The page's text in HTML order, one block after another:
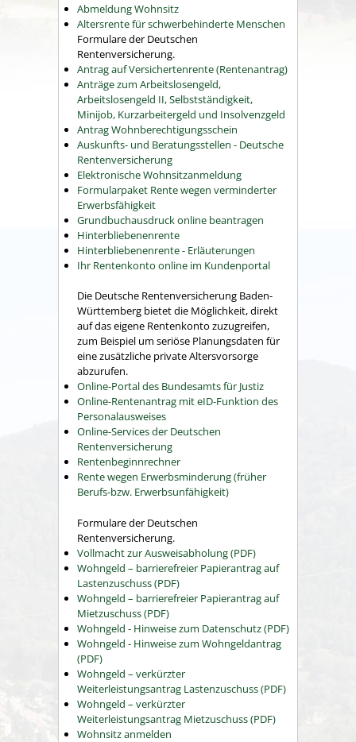
Abmeldung Wohnsitz
Altersrente für schwerbehinderte Menschen
Formulare der Deutschen
Rentenversicherung.
Antrag auf Versichertenrente (Rentenantrag)
Anträge zum Arbeitslosengeld,
Arbeitslosengeld II, Selbstständigkeit,
Minijob, Kurzarbeitergeld und Insolvenzgeld
Antrag Wohnberechtigungsschein
Auskunfts- und Beratungsstellen - Deutsche
Rentenversicherung
Elektronische Wohnsitzanmeldung
Formularpaket Rente wegen verminderter
Erwerbsfähigkeit
Grundbuchausdruck online beantragen
Hinterbliebenenrente
Hinterbliebenenrente - Erläuterungen
Ihr Rentenkonto online im Kundenportal
Die Deutsche Rentenversicherung Baden-
Württemberg bietet die Möglichkeit, direkt
auf das eigene Rentenkonto zuzugreifen,
zum Beispiel um seriöse Planungsdaten für
eine zusätzliche private Altersvorsorge
abzurufen.
Online-Portal des Bundesamts für Justiz
Online-Rentenantrag mit eID-Funktion des
Personalausweises
Online-Services der Deutschen
Rentenversicherung
Rentenbeginnrechner
Rente wegen Erwerbsminderung (früher
Berufs-bzw. Erwerbsunfähigkeit)
Formulare der Deutschen
Rentenversicherung.
Vollmacht zur Ausweisabholung (PDF)
Wohngeld – barrierefreier Papierantrag auf
Lastenzuschuss (PDF)
Wohngeld – barrierefreier Papierantrag auf
Mietzuschuss (PDF)
Wohngeld - Hinweise zum Datenschutz (PDF)
Wohngeld - Hinweise zum Wohngeldantrag
(PDF)
Wohngeld – verkürzter
Weiterleistungsantrag Lastenzuschuss (PDF)
Wohngeld – verkürzter
Weiterleistungsantrag Mietzuschuss (PDF)
Wohnsitz anmelden